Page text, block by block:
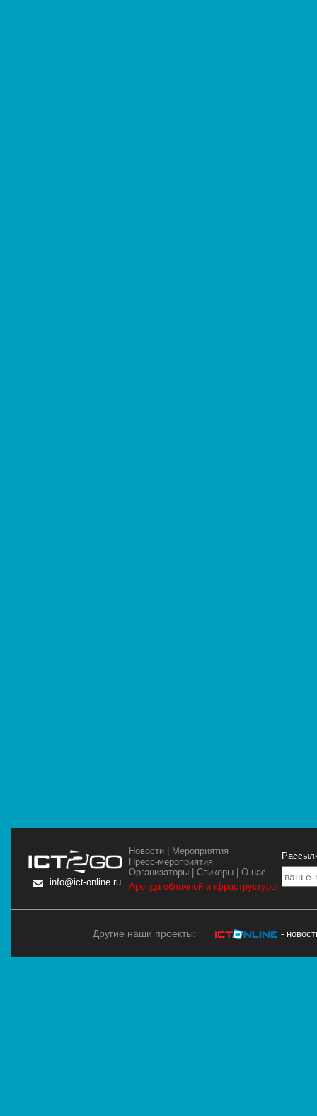
info@ict-online.ru
Новости
Мероприятия
Пресс-мероприятия
Организаторы |Спикеры |О нас
Аренда облачной инфраструктуры
Другие наши проекты: -